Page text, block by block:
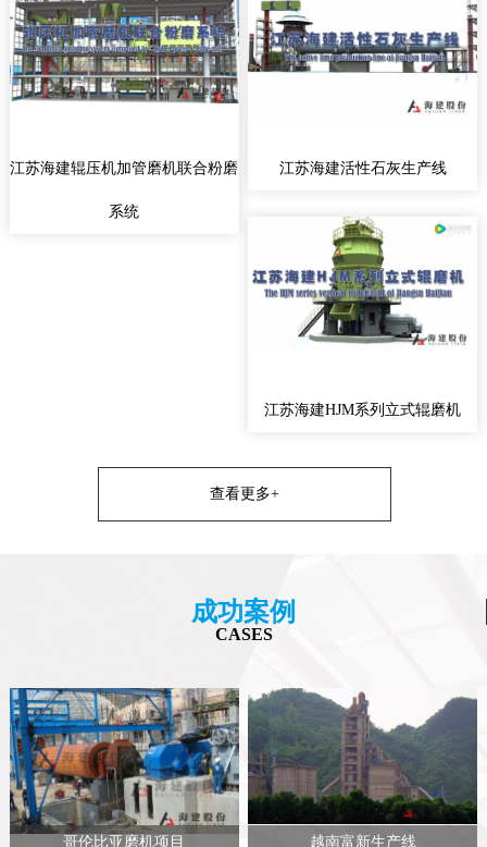
江苏海建辊压机加管磨机联合粉磨
系统
江苏海建活性石灰生产线
江苏海建HJM系列立式辊磨机
查看更多+
成功案例
CASES
哥伦比亚磨机项目 越南富新生产线